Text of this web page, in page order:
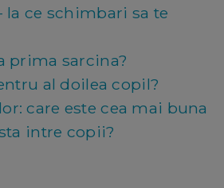
la ce schimbari sa te
prima sarcina?
al doilea copil?
care este cea mai buna
intre copii?